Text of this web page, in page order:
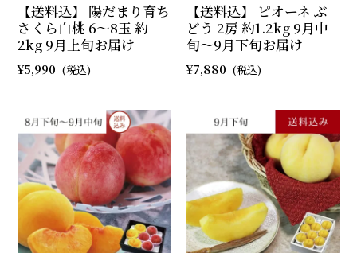
【送料込】 陽だまり育ち
さくら白桃 6～8玉 約
2kg 9月上旬お届け
5,990
【送料込】 ピオーネ ぶ
どう 2房 約1.2kg 9月中
旬～9月下旬お届け
7,880